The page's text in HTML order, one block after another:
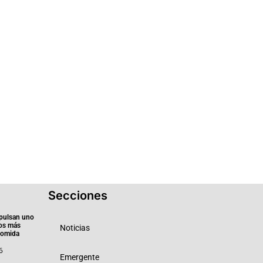
uno
más
Secciones
Noticias
Emergente